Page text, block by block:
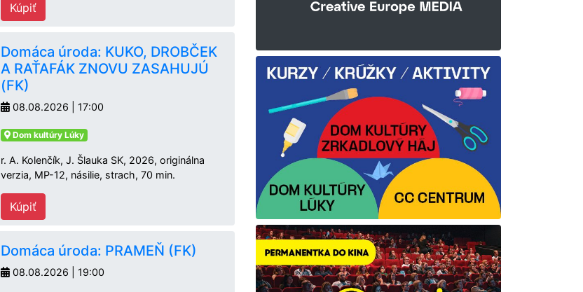
Kúpiť
Domáca úroda: KUKO, DROBČEK
A RAŤAFÁK ZNOVU ZASAHUJÚ
(FK)
08.08.2026 | 17:00
Dom kultúry Lúky
r. A. Kolenčík, J. Šlauka SK, 2026, originálna
verzia, MP-12, násilie, strach, 70 min.
Kúpiť
Domáca úroda: PRAMEŇ (FK)
08.08.2026 | 19:00